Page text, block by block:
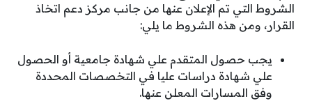
الشروط التي تم الإعلان عنها من جانب مركز دعم اتخاذ
القرار، ومن هذه الشروط ما يلي:
يجب حصول المتقدم علي شهادة جامعية أو الحصول
علي شهادة دراسات عليا في التخصصات المحددة
وفق المسارات المعلن عنها.